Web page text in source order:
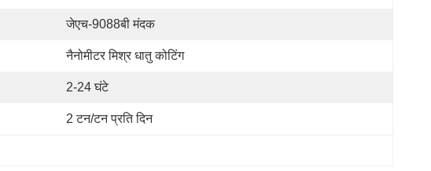
जेएच-9088बी मंदक
नैनोमीटर मिश्र धातु कोटिंग
2-24 घंटे
2 टन/टन प्रति दिन